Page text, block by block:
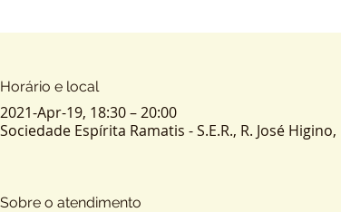
Horário e local
2021-Apr-19, 18:30 – 20:00
Sociedade Espírita Ramatis - S.E.R., R. José
Sobre o atendimento